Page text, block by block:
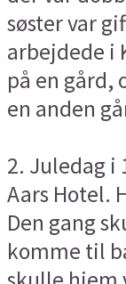
søster var
arbejdede i
på en gård,
en anden
2. Juledag i
Aars Hotel.
Den gang
komme til